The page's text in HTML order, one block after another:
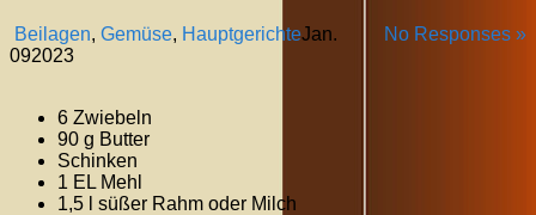
Beilagen, Gemüse, Hauptgerichte No Responses »
Jan.
092023
6 Zwiebeln
90 g Butter
Schinken
1 EL Mehl
1,5 l süßer Rahm oder Milch